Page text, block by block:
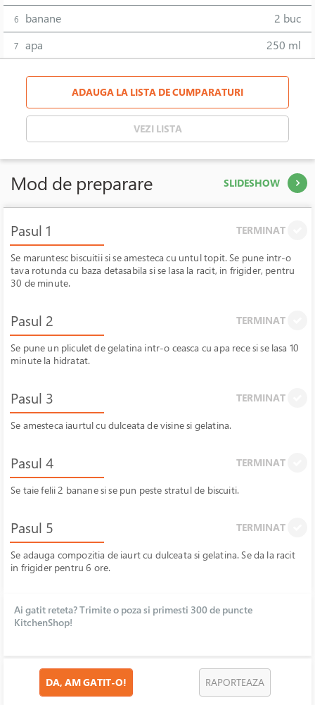
6 banane 2 buc
7 apa 250 ml
ADAUGA LA LISTA DE CUMPARATURI
VEZI LISTA
Mod de preparare SLIDESHOW
Pasul 1 TERMINAT
Se maruntesc biscuitii si se amesteca cu untul topit. Se pune intr-o
tava rotunda cu baza detasabila si se lasa la racit, in frigider, pentru
30 de minute.
Pasul 2 TERMINAT
Se pune un pliculet de gelatina intr-o ceasca cu apa rece si se lasa 10
minute la hidratat.
Pasul 3 TERMINAT
Se amesteca iaurtul cu dulceata de visine si gelatina.
Pasul 4 TERMINAT
Se taie felii 2 banane si se pun peste stratul de biscuiti.
Pasul 5 TERMINAT
Se adauga compozitia de iaurt cu dulceata si gelatina. Se da la racit
in frigider pentru 6 ore.
Ai gatit reteta? Trimite o poza si primesti 300 de puncte
KitchenShop!
DA, AM GATIT-O! RAPORTEAZA